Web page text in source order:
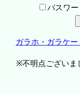
パスワ
ガラホ・ガラケ
※不明点ございま